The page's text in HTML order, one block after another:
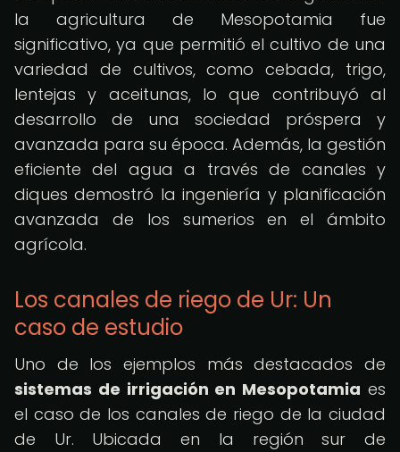
la agricultura de Mesopotamia fue
significativo, ya que permitió el cultivo de una
variedad de cultivos, como cebada, trigo,
lentejas y aceitunas, lo que contribuyó al
desarrollo de una sociedad próspera y
avanzada para su época. Además, la gestión
eficiente del agua a través de canales y
diques demostró la ingeniería y planificación
avanzada de los sumerios en el ámbito
agrícola.
Los canales de riego de Ur: Un
caso de estudio
Uno de los ejemplos más destacados de
sistemas de irrigación en Mesopotamia es
el caso de los canales de riego de la ciudad
de Ur. Ubicada en la región sur de